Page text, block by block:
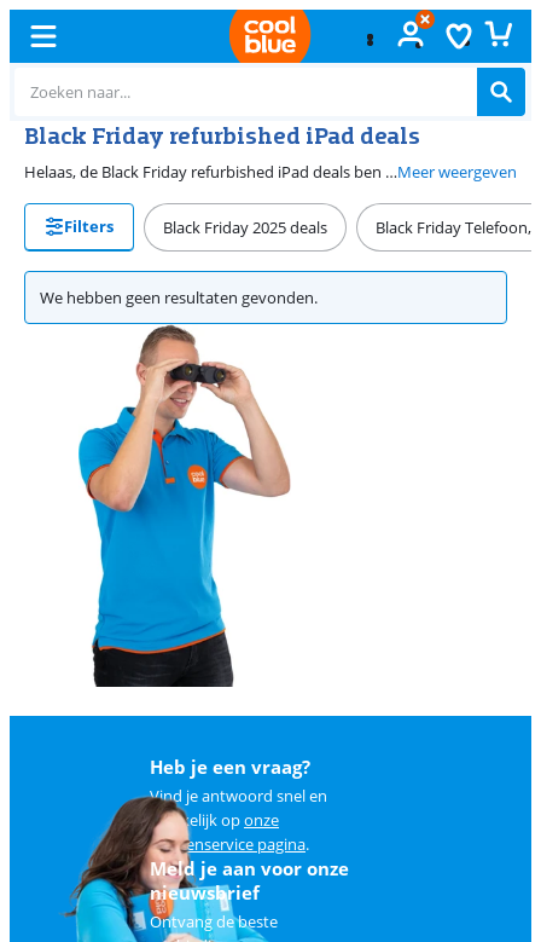
Black Friday refurbished iPad deals
Helaas, de Black Friday refurbished iPad deals ben je helaas misgelopen. Wees niet getreurd, want bij Coolblue koop je buiten deze dagen om ook een refurbished iPad met korting. In november 2026 vind je op deze pagina weer de beste Black Friday refurbished iPad promoties. Is jouw huidige iPad traag of oud? Ruil hem dan in de winkel in voor korting op je nieuwe refurbished iPad.Meer weergeven
Filters Black Friday 2025 deals Black Friday Telefoon,
We hebben geen resultaten gevonden.
Heb je een vraag?
Vind je antwoord snel en
makkelijk oponze
klantenservice pagina.
Meld je aan voor onze
nieuwsbrief
Ontvang de beste